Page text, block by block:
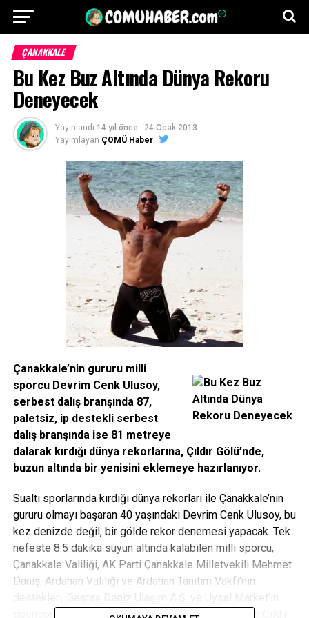
ÇANAKKALE
Bu Kez Buz Altında Dünya Rekoru
Deneyecek
Yayınlandı 14 yıl önce - 24 Ocak 2013
Yayımlayan ÇOMÜ Haber
Çanakkale’nin gururu milli
sporcu Devrim Cenk Ulusoy,
serbest dalış branşında 87,
paletsiz, ip destekli serbest
dalış branşında ise 81 metreye
dalarak kırdığı dünya rekorlarına, Çıldır Gölü’nde,
buzun altında bir yenisini eklemeye hazırlanıyor.
Sualtı sporlarında kırdığı dünya rekorları ile Çanakkale’nin
gururu olmayı başaran 40 yaşındaki Devrim Cenk Ulusoy, bu
kez denizde değil, bir gölde rekor denemesi yapacak. Tek
nefeste 8.5 dakika suyun altında kalabilen milli sporcu,
Çanakkale Valiliği, AK Parti Çanakkale Milletvekili Mehmet
Daniş, Ardahan Valiliği ve Ardahan Tanıtım Vakfı’nın
sponsorluğunda 24 Şubat Pazar günü saat 11.00’de Çıldır